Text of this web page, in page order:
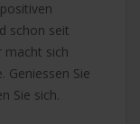
schon seit
macht sich
Geniessen Sie
Sie sich.